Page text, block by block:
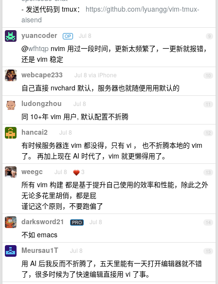
- 发送代码到 tmux： https://github.com/lyuangg/vim-tmux-
aisend
9
yuancoder OP Jul 8
@wfhtqp nvim 用过一段时间，更新太频繁了，一更新就报错，
还是 vim 稳定
10
webcape233 Jul 8 via iPhone
自己直接 nvchard 默认，服务器也就随便用用默认的
11
ludongzhou Jul 8
同 10+年 vim 用户, 默认配置不折腾
12
hancai2 Jul 8
有时候服务器连 vim 都没得，只有 vi ， 也不折腾本地的 vim
了。 再加上现在 AI 时代了，vim 就更懒得用了。
13
weegc Jul 8 3
所有 vim 构建 都是基于提升自己使用的效率和性能，除此之外
无论多花里胡俏，都是屁
谨记这个原则，不要跑偏了
14
darksword21 PRO Jul 8
不如 emacs
15
Meursau1T Jul 8
用 AI 后我反而不折腾了，五天里能有一天打开编辑器就不错
了，很多时候为了快速编辑直接用 vi 了事。